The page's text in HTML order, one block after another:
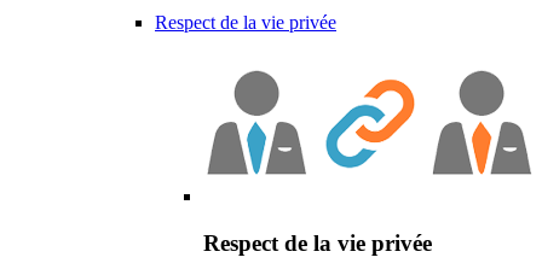
Respect de la vie privée
Respect de la vie privée